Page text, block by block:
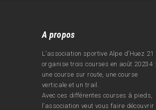
A propos
L’association sportive Alpe d’Huez 21
organise trois courses en août 20234 :
une course sur route, une course
verticale et un trail.
Avec ces différentes courses à pieds,
l’association veut vous faire découvrir